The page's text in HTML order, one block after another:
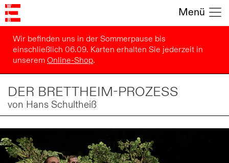
Menü
Wir befinden uns in der Sommerpause bis
einschließlich 06.09. Karten erhalten Sie jederzeit in
unseremOnline-Shop.
DER BRETTHEIM-PROZESS
von Hans Schultheiß